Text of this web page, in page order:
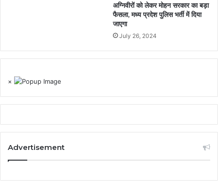
अग्निवीरों को लेकर मोहन सरकार का बड़ा
फैसला, मध्य प्रदेश पुलिस भर्ती में दिया
जाएगा
July 26, 2024
×
Advertisement